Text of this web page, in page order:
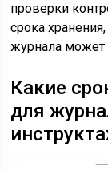
проверки
срока
журнала может
Какие
для